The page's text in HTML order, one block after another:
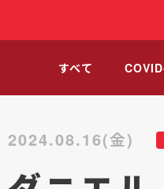
すべて
2024.08.16(金)